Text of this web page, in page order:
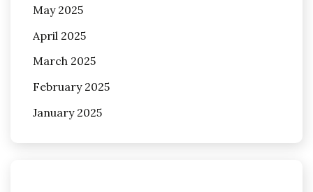
May 2025
April 2025
March 2025
February 2025
January 2025